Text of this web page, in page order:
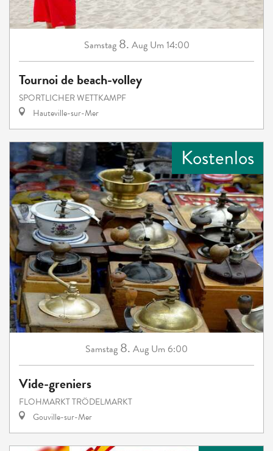
Samstag 8. Aug Um 14:00
Tournoi de beach-volley
SPORTLICHER WETTKAMPF
Hauteville-sur-Mer
Kostenlos
Samstag 8. Aug Um 6:00
Vide-greniers
FLOHMARKT TRÖDELMARKT
Gouville-sur-Mer